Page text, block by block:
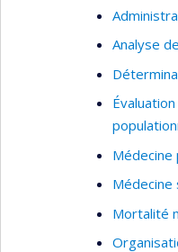
Analyse
Médecine
Mortalité